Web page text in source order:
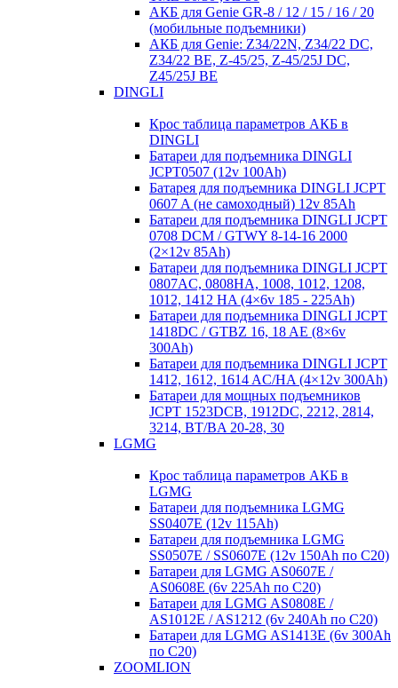
АКБ для Genie GR-8 / 12 / 15 / 16 / 20
(мобильные подъемники)
АКБ для Genie: Z34/22N, Z34/22 DC,
Z34/22 BE, Z-45/25, Z-45/25J DC,
Z45/25J BE
DINGLI
Крос таблица параметров АКБ в
DINGLI
Батареи для подъемника DINGLI
JCPT0507 (12v 100Ah)
Батарея для подъемника DINGLI JCPT
0607 A (не самоходный) 12v 85Ah
Батареи для подъемника DINGLI JCPT
0708 DCM / GTWY 8-14-16 2000
(2×12v 85Ah)
Батареи для подъемника DINGLI JCPT
0807AC, 0808HA, 1008, 1012, 1208,
1012, 1412 HA (4×6v 185 - 225Ah)
Батареи для подъемника DINGLI JCPT
1418DC / GTBZ 16, 18 AE (8×6v
300Ah)
Батареи для подъемника DINGLI JCPT
1412, 1612, 1614 AC/HA (4×12v 300Ah)
Батареи для мощных подъемников
JCPT 1523DCB, 1912DC, 2212, 2814,
3214, BT/BA 20-28, 30
LGMG
Крос таблица параметров АКБ в
LGMG
Батареи для подъемника LGMG
SS0407E (12v 115Ah)
Батареи для подъемника LGMG
SS0507E / SS0607E (12v 150Ah по С20)
Батареи для LGMG AS0607E /
AS0608E (6v 225Ah по С20)
Батареи для LGMG AS0808E /
AS1012E / AS1212 (6v 240Ah по С20)
Батареи для LGMG AS1413E (6v 300Ah
по С20)
ZOOMLION